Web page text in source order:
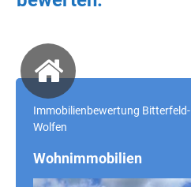
Immobilienbewertung Bitterfeld-
Wolfen
Wohnimmobilien